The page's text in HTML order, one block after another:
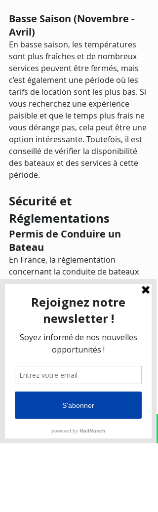
Basse Saison (Novembre -
Avril)
En basse saison, les températures
sont plus fraîches et de nombreux
services peuvent être fermés, mais
c’est également une période où les
tarifs de location sont les plus bas. Si
vous recherchez une expérience
paisible et que le temps plus frais ne
vous dérange pas, cela peut être une
option intéressante. Toutefois, il est
conseillé de vérifier la disponibilité
des bateaux et des services à cette
période.
Sécurité et
Réglementations
Permis de Conduire un
Bateau
En France, la réglementation
concernant la conduite de bateaux
de plaisance dépend du type de
bateau et de sa puissance. Pour les
bateaux à moteur de plus de 6
chevaux (CV), un permis de
Si vous n'avez pas de permis, vous
pouvez opter pour des bateaux sans
permis ou louer les services d'un
skipper.
Règles de Sécurité
Il est crucial de respecter les règles
de sécurité en mer :
Porter des gilets de sauvetage.
Phone Email